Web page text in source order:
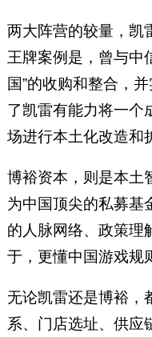
两大阵营的较量，凯
王牌案例是，曾与中
国”的收购和整合，
了凯雷有能力将一个
场进行本土化改造和
博裕资本，则是本土
为中国顶尖的私募基
的人脉网络、政策理
于，更懂中国游戏规
无论凯雷还是博裕，
系、门店选址、供应